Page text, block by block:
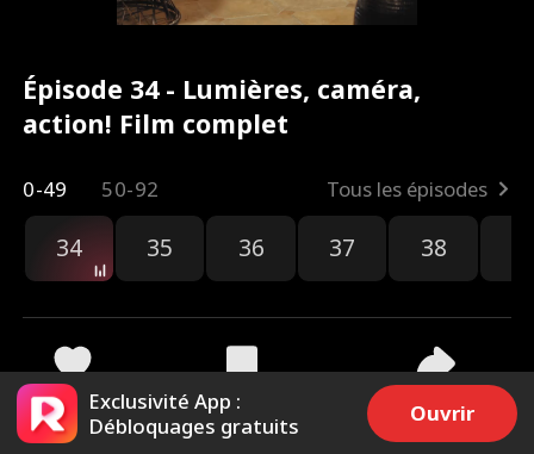
Épisode 34 - Lumières, caméra,
action! Film complet
0-49 50-92 Tous les épisodes
34 35 36 37 38
1.8k 77.8k Partager
Exclusivité App :
Débloquages gratuits
Ouvrir